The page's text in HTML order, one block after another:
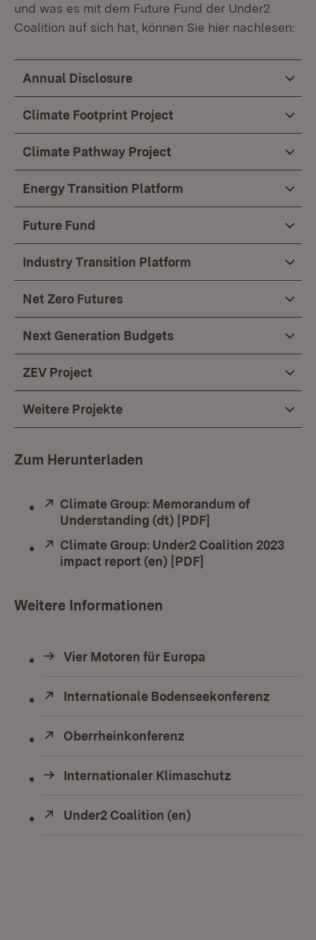
und was es mit dem Future Fund der Under2
Coalition auf sich hat, können Sie hier nachlesen:
Annual Disclosure
Climate Footprint Project
Climate Pathway Project
Energy Transition Platform
Future Fund
Industry Transition Platform
Net Zero Futures
Next Generation Budgets
ZEV Project
Weitere Projekte
Zum Herunterladen
Extern:
Climate Group: Memorandum of
Understanding (dt) [PDF]
Extern:
Climate Group: Under2 Coalition 2023
impact report (en) [PDF]
Weitere Informationen
Vier Motoren für Europa
Extern:
Internationale Bodenseekonferenz
Extern:
Oberrheinkonferenz
Internationaler Klimaschutz
Extern:
Under2 Coalition (en)